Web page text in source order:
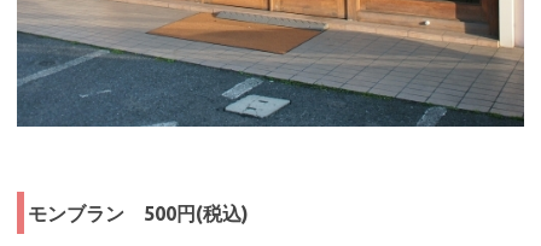
モンブラン 500円(税込)